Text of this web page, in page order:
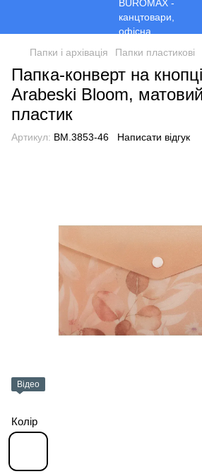
Папки і архівація Папки пластикові
Папка-конверт на
Arabeski Bloom,
пластик
Артикул: BM.3853-46 Написати відгук
Відео
Колір